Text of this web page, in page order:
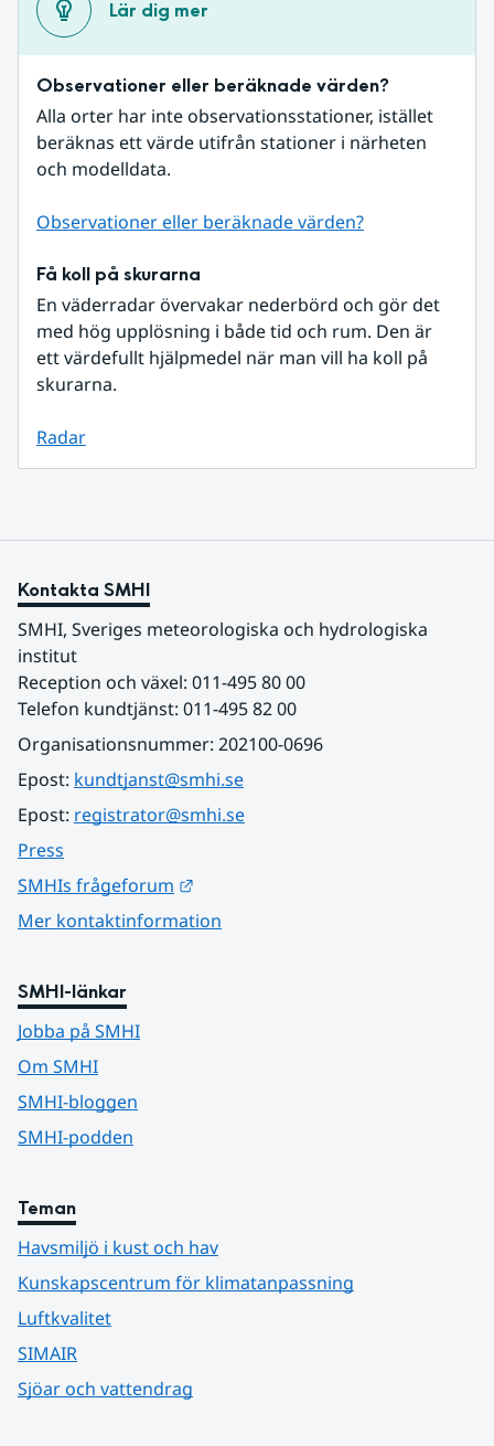
Lär dig mer
Observationer eller beräknade värden?
Alla orter har inte observationsstationer, istället
beräknas ett värde utifrån stationer i närheten
och modelldata.
Observationer eller beräknade värden?
Få koll på skurarna
En väderradar övervakar nederbörd och gör det
med hög upplösning i både tid och rum. Den är
ett värdefullt hjälpmedel när man vill ha koll på
skurarna.
Radar
Kontakta SMHI
SMHI, Sveriges meteorologiska och hydrologiska
institut
Reception och växel: 011-495 80 00
Telefon kundtjänst: 011-495 82 00
Organisationsnummer: 202100-0696
Epost: kundtjanst@smhi.se
Epost: registrator@smhi.se
Press
SMHIs frågeforum
Mer kontaktinformation
SMHI-länkar
Jobba på SMHI
Om SMHI
SMHI-bloggen
SMHI-podden
Teman
Havsmiljö i kust och hav
Kunskapscentrum för klimatanpassning
Luftkvalitet
SIMAIR
Sjöar och vattendrag